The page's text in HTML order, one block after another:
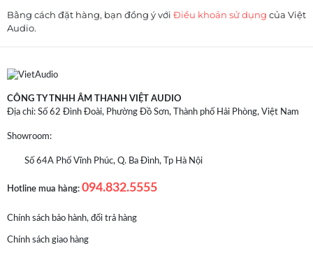
Bằng cách đặt hàng, bạn đồng ý với Điều khoản sử dụng của Việt
Audio.
CÔNG TY TNHH ÂM THANH VIỆT AUDIO
Địa chỉ: Số 62 Đình Đoài, Phường Đồ Sơn, Thành phố Hải Phòng, Việt Nam
Showroom:
Số 64A Phố Vĩnh Phúc, Q. Ba Đình, Tp Hà Nội
Hotline mua hàng: 094.832.5555
Chính sách bảo hành, đổi trả hàng
Chính sách giao hàng